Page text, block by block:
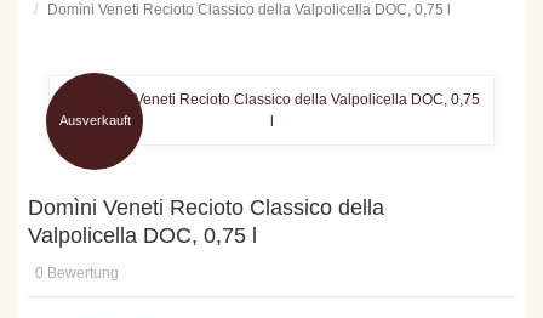
Domìni Veneti Recioto Classico della Valpolicella DOC, 0,75 l
Ausverkauft
Domìni Veneti Recioto Classico della
Valpolicella DOC, 0,75 l
0 Bewertung